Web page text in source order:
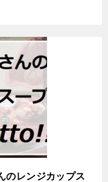
のレンジカップス